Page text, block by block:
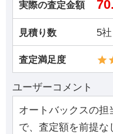
実際の査定金額
見積り数 5社
査定満足度
ユーザーコメント
オートバックスの担
で、査定額を前提